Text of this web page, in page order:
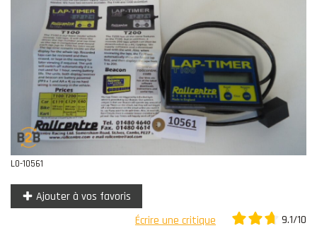
Avis
Contact
L0-10561
Ajouter à vos favoris
Écrire une critique
9.1/10